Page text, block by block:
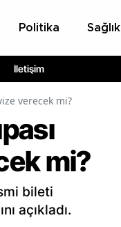
Politika Sağlık
İletişim
verecek mi?
mi?
bileti
açıkladı.